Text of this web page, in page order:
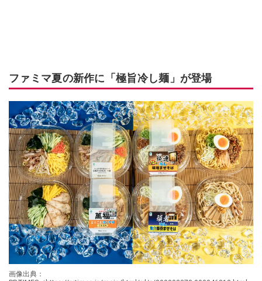
ファミマ夏の新作に「極旨冷し麺」が登場
画像出典：